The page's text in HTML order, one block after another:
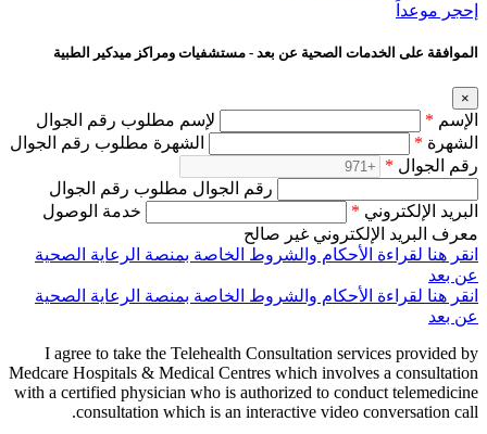
إحجر موعداً
الموافقة على الخدمات الصحية عن بعد - مستشفيات ومراكز ميدكير الطبية
×
الإسم *
لإسم مطلوب رقم الجوال
الشهرة *
الشهرة مطلوب رقم الجوال
رقم الجوال *
رقم الجوال مطلوب رقم الجوال
البريد الإلكتروني *
خدمة الوصول
معرف البريد الإلكتروني غير صالح
انقر هنا لقراءة الأحكام والشروط الخاصة بمنصة الرعاية الصحية
عن بعد
انقر هنا لقراءة الأحكام والشروط الخاصة بمنصة الرعاية الصحية
عن بعد
I agree to take the Telehealth Consultation services provided by
Medcare Hospitals & Medical Centres which involves a consultation
with a certified physician who is authorized to conduct telemedicine
consultation which is an interactive video conversation call.